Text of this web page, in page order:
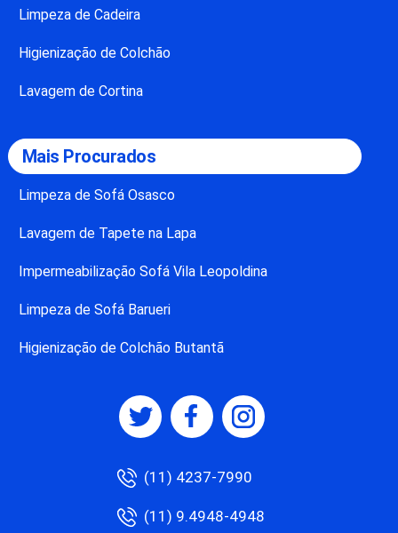
Limpeza de Cadeira
Higienização de Colchão
Lavagem de Cortina
Mais Procurados
Limpeza de Sofá Osasco
Lavagem de Tapete na Lapa
Impermeabilização Sofá Vila Leopoldina
Limpeza de Sofá Barueri
Higienização de Colchão Butantã
(11) 4237-7990
(11) 9.4948-4948